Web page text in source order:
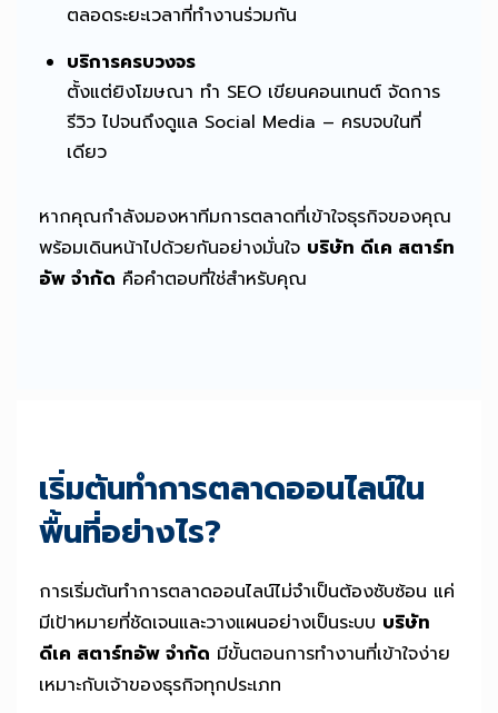
ตลอดระยะเวลาที่ทำงานร่วมกัน
บริการครบวงจร
ตั้งแต่ยิงโฆษณา ทำ SEO เขียนคอนเทนต์ จัดการ
รีวิว ไปจนถึงดูแล Social Media – ครบจบในที่
เดียว
หากคุณกำลังมองหาทีมการตลาดที่เข้าใจธุรกิจของคุณ
พร้อมเดินหน้าไปด้วยกันอย่างมั่นใจ บริษัท ดีเค สตาร์ท
อัพ จำกัด คือคำตอบที่ใช่สำหรับคุณ
เริ่มต้นทำการตลาดออนไลน์ใน
พื้นที่อย่างไร?
การเริ่มต้นทำการตลาดออนไลน์ไม่จำเป็นต้องซับซ้อน แค่
มีเป้าหมายที่ชัดเจนและวางแผนอย่างเป็นระบบ บริษัท
ดีเค สตาร์ทอัพ จำกัด มีขั้นตอนการทำงานที่เข้าใจง่าย
เหมาะกับเจ้าของธุรกิจทุกประเภท